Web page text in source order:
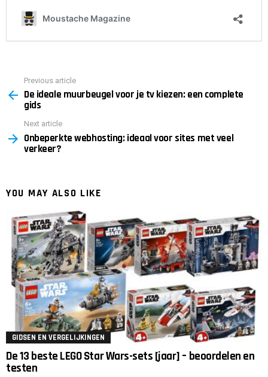
more
Previous article
De ideale muurbeugel voor je tv kiezen: een complete
gids
Next article
Onbeperkte webhosting: ideaal voor sites met veel
verkeer?
YOU MAY ALSO LIKE
GIDSEN EN VERGELIJKINGEN
De 13 beste LEGO Star Wars-sets [jaar] – beoordelen en
testen